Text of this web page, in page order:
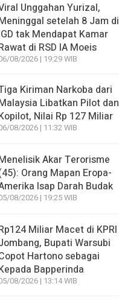
Unggahan Yurizal,
setelah 8 Jam di
tak Mendapat Kamar
di RSD IA Moeis
08/2026 | 19:29 WIB
Kiriman Narkoba dari
Libatkan Pilot dan
Nilai Rp 127 Miliar
08/2026 | 11:32 WIB
Akar Terorisme
Orang Mapan Eropa-
Isap Darah Budak
08/2026 | 19:25 WIB
Miliar Macet di KPRI
Bupati Warsubi
Hartono sebagai
Bapperinda
08/2026 | 13:14 WIB